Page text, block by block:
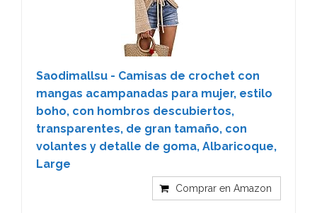
Saodimallsu - Camisas de crochet con
mangas acampanadas para mujer, estilo
boho, con hombros descubiertos,
transparentes, de gran tamaño, con
volantes y detalle de goma, Albaricoque,
Large
Comprar en Amazon